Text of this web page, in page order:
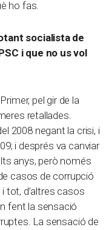
ho fas.
socialista de
i que no us vol
pel gir de la
retallades.
2008 negant la crisi, i
i després va canviar
anys, però només
casos de corrupció
tot, d’altres casos
fent la sensació
La sensació de